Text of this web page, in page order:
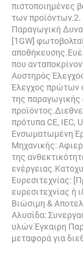
πιστοποιημένες
των
Παραγωγική
[1GW]
που
Αυστηρός
Έλεγχος πρώτων
της παραγωγικής
πρότυπα CE, IEC,
Ενσωματωμένη
Μηχανικής:
της
Ευρεσιτεχνίας:
ευρεσιτεχνίας ή
Βιώσιμη &
Αλυσίδα:
υλών.Έγκαιρη
μεταφορά για